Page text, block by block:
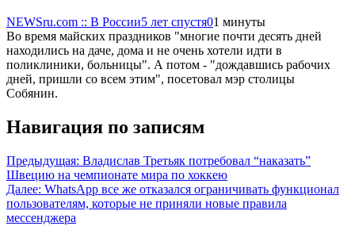
NEWSru.com :: В России5 лет спустя01 минуты
Во время майских праздников "многие почти десять дней
находились на даче, дома и не очень хотели идти в
поликлиники, больницы". А потом - "дождавшись рабочих
дней, пришли со всем этим", посетовал мэр столицы
Собянин.
Навигация по записям
Предыдущая: Владислав Третьяк потребовал “наказать”
Швецию на чемпионате мира по хоккею
Далее: WhatsApp все же отказался ограничивать функционал
пользователям, которые не приняли новые правила
мессенджера